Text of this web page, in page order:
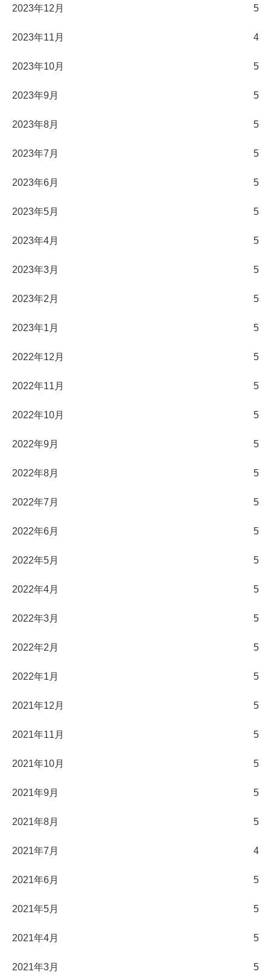
2023年12月 5
2023年11月 4
2023年10月 5
2023年9月 5
2023年8月 5
2023年7月 5
2023年6月 5
2023年5月 5
2023年4月 5
2023年3月 5
2023年2月 5
2023年1月 5
2022年12月 5
2022年11月 5
2022年10月 5
2022年9月 5
2022年8月 5
2022年7月 5
2022年6月 5
2022年5月 5
2022年4月 5
2022年3月 5
2022年2月 5
2022年1月 5
2021年12月 5
2021年11月 5
2021年10月 5
2021年9月 5
2021年8月 5
2021年7月 4
2021年6月 5
2021年5月 5
2021年4月 5
2021年3月 5